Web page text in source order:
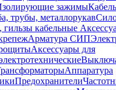
зажимы
трубы, металлорукав
кабельные
Арматура СИП
Аксессуары для
Аппаратура
Предохранители